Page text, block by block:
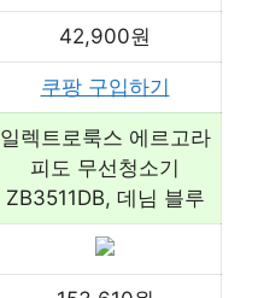
42,900원
쿠팡 구입하기
일렉트로룩스 에르고라
피도 무선청소기
ZB3511DB, 데님 블루